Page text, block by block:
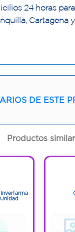
24 horas
Cartagena
DE ESTE
Productos